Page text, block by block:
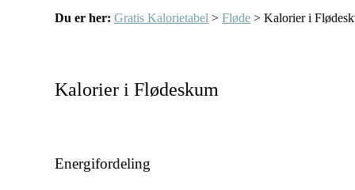
Du er her: Gratis Kalorietabel >Fløde > Kalorier i
Kalorier i Flødeskum
Energifordeling